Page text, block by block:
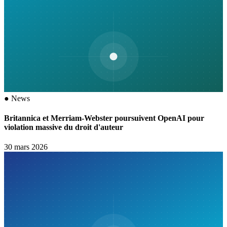
● News
Britannica et Merriam-Webster poursuivent OpenAI pour
violation massive du droit d'auteur
30 mars 2026